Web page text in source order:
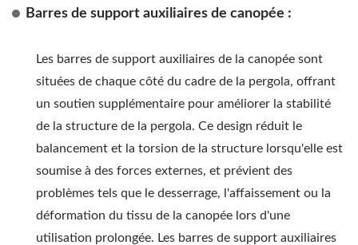
Barres de support auxiliaires de canopée :
Les barres de support auxiliaires de la canopée sont
situées de chaque côté du cadre de la pergola, offrant
un soutien supplémentaire pour améliorer la stabilité
de la structure de la pergola. Ce design réduit le
balancement et la torsion de la structure lorsqu'elle est
soumise à des forces externes, et prévient des
problèmes tels que le desserrage, l'affaissement ou la
déformation du tissu de la canopée lors d'une
utilisation prolongée. Les barres de support auxiliaires